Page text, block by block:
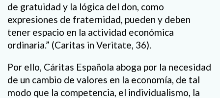
de gratuidad y la lógica del don, como
expresiones de fraternidad, pueden y deben
tener espacio en la actividad económica
ordinaria.” (Caritas in Veritate, 36).
Por ello, Cáritas Española aboga por la necesidad
de un cambio de valores en la economía, de tal
modo que la competencia, el individualismo, la